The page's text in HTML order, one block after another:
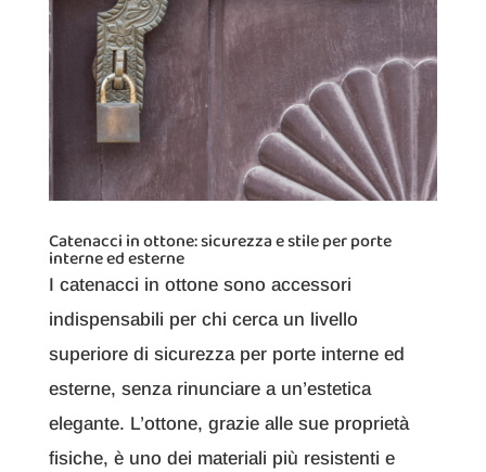
Catenacci in ottone: sicurezza e stile per porte
interne ed esterne
I catenacci in ottone sono accessori
indispensabili per chi cerca un livello
superiore di sicurezza per porte interne ed
esterne, senza rinunciare a un’estetica
elegante. L’ottone, grazie alle sue proprietà
fisiche, è uno dei materiali più resistenti e